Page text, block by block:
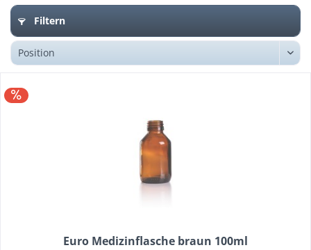
Filtern
Euro Medizinflasche braun 100ml